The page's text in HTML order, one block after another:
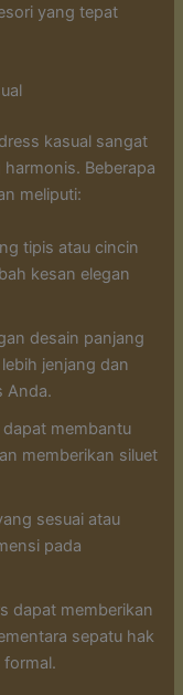
yang tepat
kasual sangat
Beberapa
meliputi:
tipis atau cincin
kesan elegan
desain panjang
jenjang dan
Anda.
membantu
memberikan siluet
sesuai atau
pada
dapat memberikan
sepatu hak